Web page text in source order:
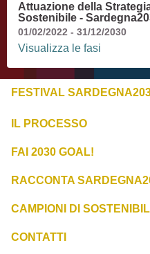
Attuazione della
Sostenibile -
01/02/2022 - 31/12/2030
Visualizza le fasi
FESTIVAL
IL PROCESSO
FAI 2030 GOAL!
RACCONTA
CAMPIONI DI
CONTATTI